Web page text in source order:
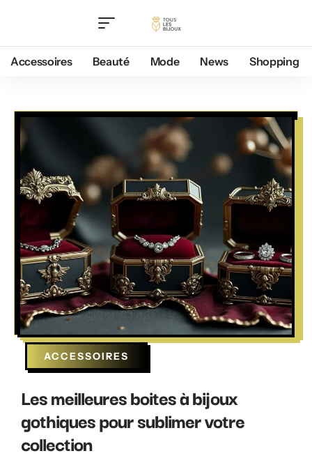
Accessoires Beauté Mode News Shopping
ACCESSOIRES
Les meilleures boites à bijoux
gothiques pour sublimer votre
collection